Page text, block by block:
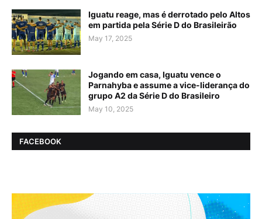
Iguatu reage, mas é derrotado pelo Altos
em partida pela Série D do Brasileirão
May 17, 2025
Jogando em casa, Iguatu vence o
Parnahyba e assume a vice-liderança do
grupo A2 da Série D do Brasileiro
May 10, 2025
FACEBOOK